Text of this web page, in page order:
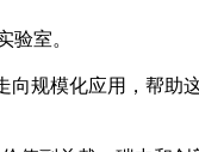
验室。
向规模化应用，帮助